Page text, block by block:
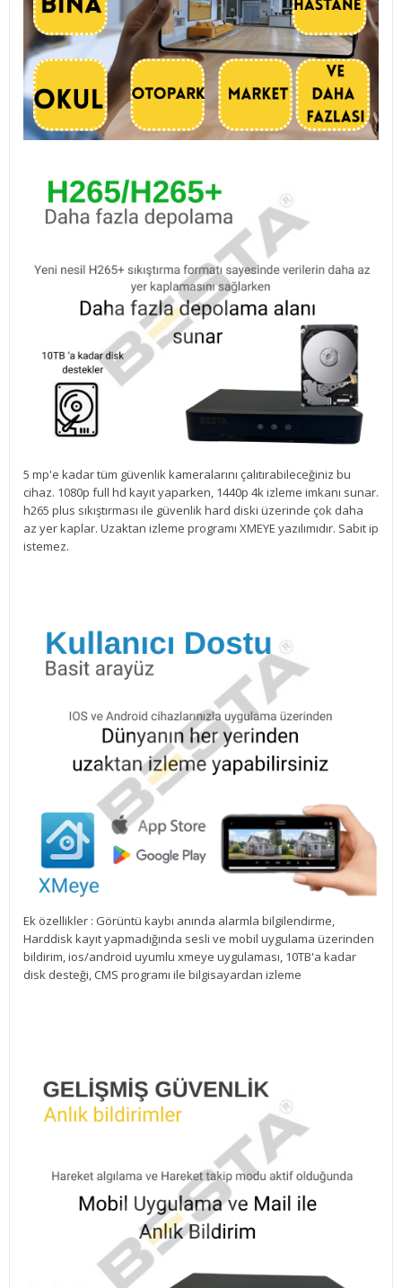
5 mp'e kadar tüm güvenlik kameralarını çalıtırabileceğiniz bu
cihaz. 1080p full hd kayıt yaparken, 1440p 4k izleme imkanı sunar.
h265 plus sıkıştırması ile güvenlik hard diski üzerinde çok daha
az yer kaplar. Uzaktan izleme programı XMEYE yazılımıdır. Sabit ip
istemez.
Ek özellikler : Görüntü kaybı anında alarmla bilgilendirme,
Harddisk kayıt yapmadığında sesli ve mobil uygulama üzerinden
bildirim, ios/android uyumlu xmeye uygulaması, 10TB'a kadar
disk desteği, CMS programı ile bilgisayardan izleme